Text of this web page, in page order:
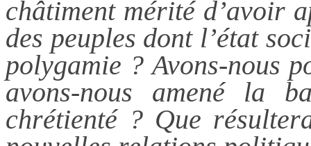
châtiment mérité d’avoir
des peuples dont l’état
polygamie ? Avons-nous
avons-nous amené la
chrétienté ? Que